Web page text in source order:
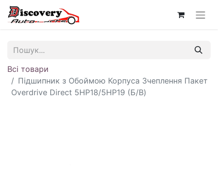
Всі товари
Підшипник з Обоймою Корпуса Зчеплення Пакет
Overdrive Direct 5HP18/5HP19 (Б/В)